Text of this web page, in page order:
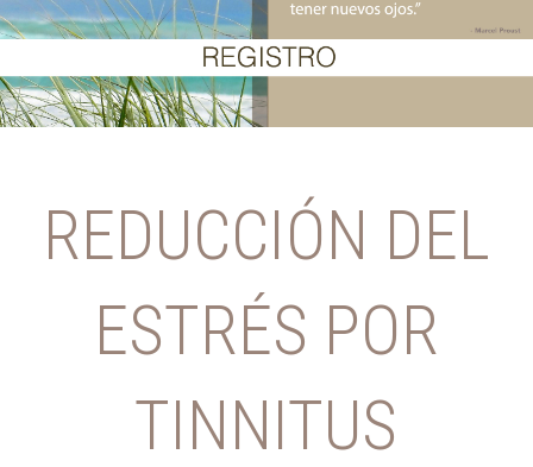
REDUCCIÓN DEL
ESTRÉS POR
TINNITUS